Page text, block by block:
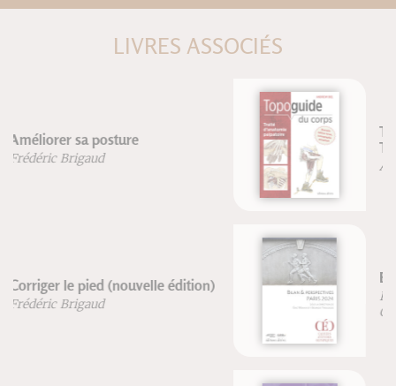
LIVRES ASSOCIÉS
Topoguide du corps humain -
Troisième édition
Bilan & perspectives Paris 2024
Eric Monnin